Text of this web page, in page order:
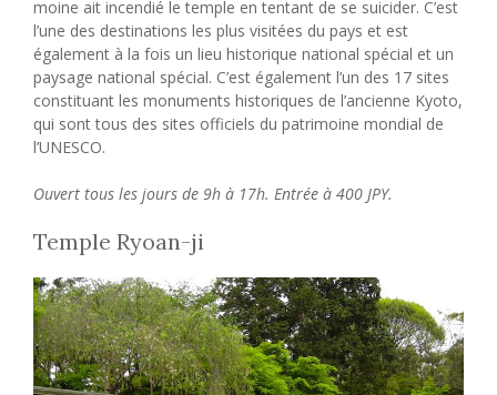
moine ait incendié le temple en tentant de se suicider. C’est
l’une des destinations les plus visitées du pays et est
également à la fois un lieu historique national spécial et un
paysage national spécial. C’est également l’un des 17 sites
constituant les monuments historiques de l’ancienne Kyoto,
qui sont tous des sites officiels du patrimoine mondial de
l’UNESCO.
Ouvert tous les jours de 9h à 17h. Entrée à 400 JPY.
Temple Ryoan-ji